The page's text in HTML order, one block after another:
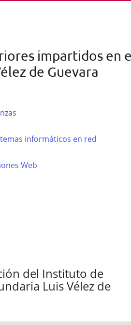
impartidos en
de Guevara
informáticos en red
Web
del Instituto de
Luis Vélez de